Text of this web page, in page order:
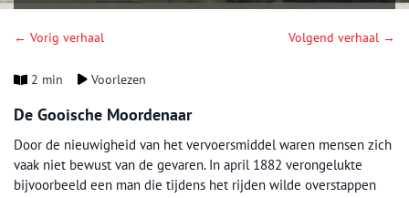
← Vorig verhaal Volgend verhaal →
2 min Voorlezen
De Gooische Moordenaar
Door de nieuwigheid van het vervoersmiddel waren mensen zich
vaak niet bewust van de gevaren. In april 1882 verongelukte
bijvoorbeeld een man die tijdens het rijden wilde overstappen